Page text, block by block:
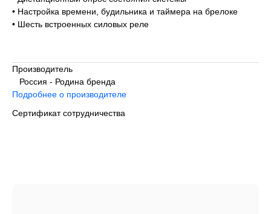
• Настройка времени, будильника и таймера на брелоке
• Шесть встроенных силовых реле
Производитель
Россия - Родина бренда
Подробнее о производителе
Сертификат сотрудничества